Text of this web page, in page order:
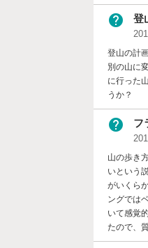
help 登
登山の計
別の山に
に行った
うか？
help フ
山の歩き
いという
がいくら
ングでは
いて感覚
たので、